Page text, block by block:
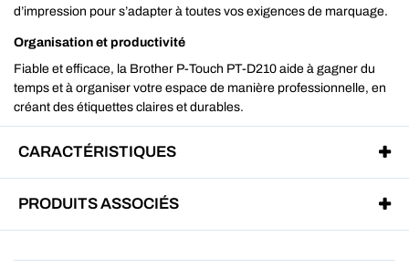
d’impression pour s’adapter à toutes vos exigences de marquage.
Organisation et productivité
Fiable et efficace, la Brother P-Touch PT-D210 aide à gagner du
temps et à organiser votre espace de manière professionnelle, en
créant des étiquettes claires et durables.
CARACTÉRISTIQUES
PRODUITS ASSOCIÉS